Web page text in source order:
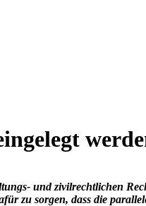
und zi­vil­recht­li­chen
zu sor­gen, dass die